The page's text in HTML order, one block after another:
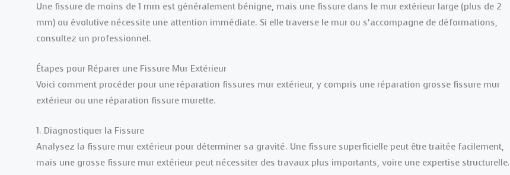
Une fissure de moins de 1 mm est généralement bénigne, mais une fissure dans le mur extérieur large (plus de 2
mm) ou évolutive nécessite une attention immédiate. Si elle traverse le mur ou s’accompagne de déformations,
consultez un professionnel.
Étapes pour Réparer une Fissure Mur Extérieur
Voici comment procéder pour une réparation fissures mur extérieur, y compris une réparation grosse fissure mur
extérieur ou une réparation fissure murette.
1. Diagnostiquer la Fissure
Analysez la fissure mur extérieur pour déterminer sa gravité. Une fissure superficielle peut être traitée facilement,
mais une grosse fissure mur extérieur peut nécessiter des travaux plus importants, voire une expertise structurelle.